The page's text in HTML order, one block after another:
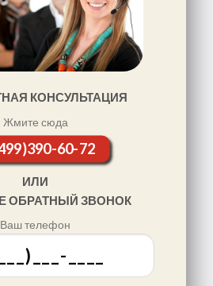
КОНСУЛЬТАЦИЯ
Жмите сюда
60-72
ИЛИ
ОБРАТНЫЙ ЗВОНОК
Ваш телефон